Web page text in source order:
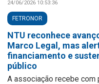
24/06/2026 10:53:36
FETRONOR
NTU reconhece
Marco Legal, mas
financiamento e
público
A associação recebe